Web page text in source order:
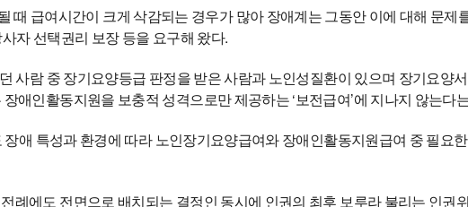
급여시간이 크게 삭감되는 경우가 많아 장애계는 그동안 이에 대해 문제
자 선택권리 보장 등을 요구해 왔다.
사람 중 장기요양등급 판정을 받은 사람과 노인성질환이 있으며 장기요양
애인활동지원을 보충적 성격으로만 제공하는 ‘보전급여’에 지나지 않는다
애 특성과 환경에 따라 노인장기요양급여와 장애인활동지원급여 중 필요
례에도 전면으로 배치되는 결정인 동시에 인권의 최후 보루라 불리는 인권